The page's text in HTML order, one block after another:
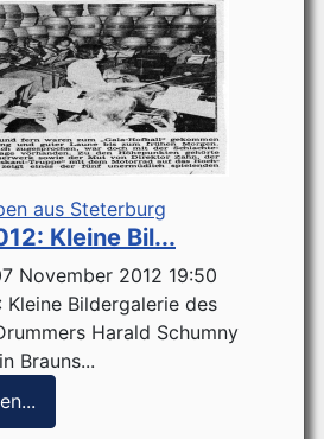
aus Steterburg
Kleine Bil...
November 2012 19:50
Kleine Bildergalerie des
Harald Schumny
Brauns...